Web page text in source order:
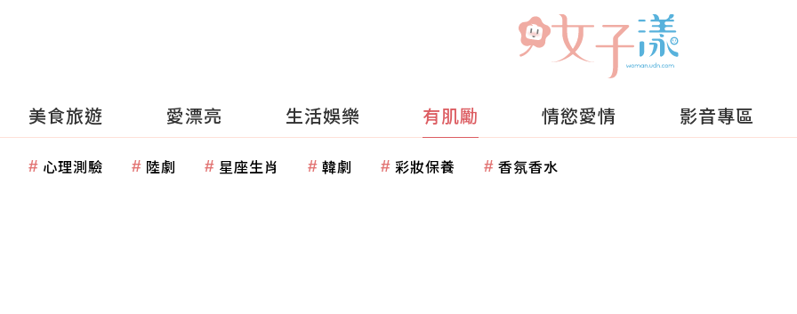
美食旅遊 愛漂亮 生活娛樂 有肌勵 情慾愛情 影音專區
心理測驗 陸劇 星座生肖 韓劇 彩妝保養 香氛香水